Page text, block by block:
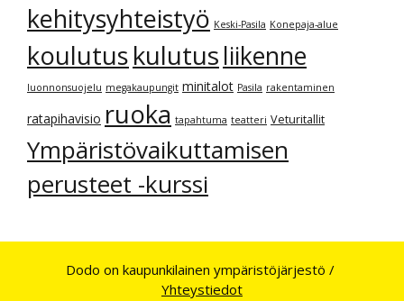
kehitysyhteistyö Keski-Pasila Konepaja-alue
koulutuskulutusliikenne
luonnonsuojelu megakaupungit minitalot Pasila rakentaminen
ratapihavisio ruoka tapahtuma teatteri Veturitallit
Ympäristövaikuttamisen
perusteet -kurssi
Dodo on kaupunkilainen ympäristöjärjestö /
Yhteystiedot